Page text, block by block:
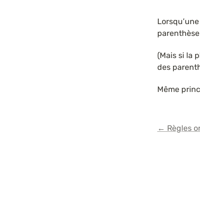
(Mais si la
des
Même
← Règles